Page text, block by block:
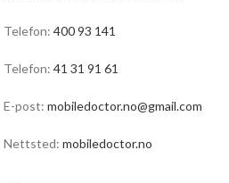
Telefon: 400 93 141
Telefon: 41 31 91 61
E-post: mobiledoctor.no@gmail.com
Nettsted: mobiledoctor.no